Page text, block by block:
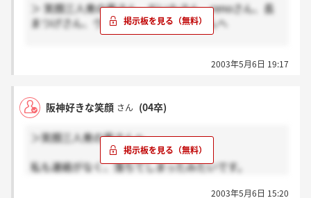
ただ内容は教えるわけにはいけません。
会社にも今まで受けてきた仲間にも悪いですから。
自分を信じて頑張ってください。
＞ 笑顔三人衆の男さん、だいたさん、renoさん、長
まつげさん、ウェーブさん、ぼおんさんへ
居酒屋面接まで進んでいるようですごくうらやましい
っちゃ居酒屋面接に行きたいです☆
そこで、もう内定をゲッツしたのも同然の少し先輩に
ッションってどんな形式やテーマなのですかぁ？？差
し支えなければ是非教えてほしいのですが・・・。お
願いします。。。
2003年5月6日 19:17
阪神好きな笑顔 さん (04卒)
＞笑顔三人衆の男さんへ
私も連絡がなく、落ちてしまったみたいです。
2003年5月6日 15:20